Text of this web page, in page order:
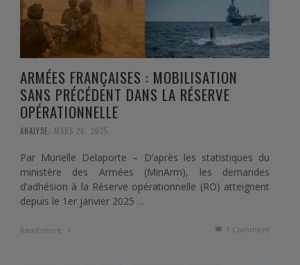
ARMÉES FRANÇAISES : MOBILISATION
SANS PRÉCÉDENT DANS LA RÉSERVE
OPÉRATIONNELLE
ANALYSE MARS 26, 2025
Par Murielle Delaporte – D’après les statistiques du
ministère des Armées (MinArm), les demandes
d’adhésion à la Réserve opérationnelle (RO) atteignent
depuis le 1er janvier 2025 …
Read more 1 Comment